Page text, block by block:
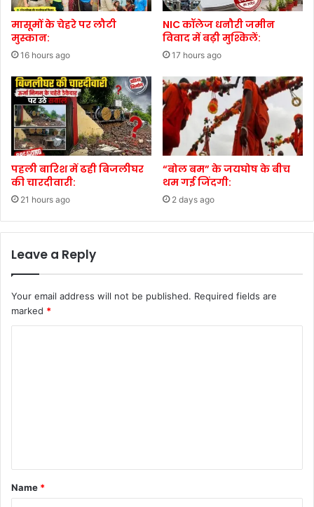
मासूमों के चेहरे पर लौटी
मुस्कान:
16 hours ago
NIC कॉलेज धनौरी जमीन
विवाद में बढ़ी मुश्किलें:
17 hours ago
पहली बारिश में ढही बिजलीघर
की चारदीवारी:
21 hours ago
“बोल बम” के जयघोष के बीच
थम गई जिंदगी:
2 days ago
Leave a Reply
Your email address will not be published. Required fields are
marked *
*
Name *